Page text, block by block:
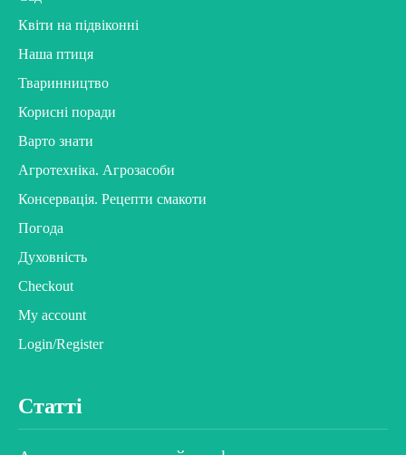
Квіти на підвіконні
Наша птиця
Тваринництво
Корисні поради
Варто знати
Агротехніка. Агрозасоби
Консервація. Рецепти смакоти
Погода
Духовність
Checkout
My account
Login/Register
Статті